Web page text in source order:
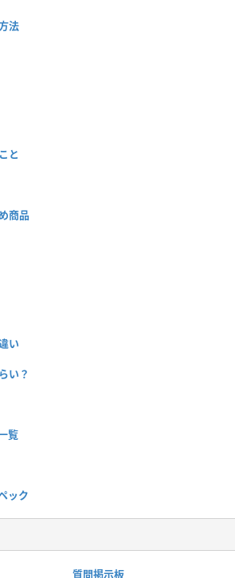
法
と
商品
い
い？
覧
ック
質問掲示板